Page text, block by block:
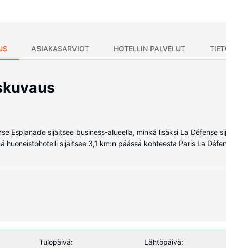
ASIAKASARVIOT HOTELLIN PALVELUT
Esplanade sijaitsee business-alueella, minkä lisäksi La Défense
huoneistohotelli sijaitsee 3,1 km:n päässä kohteesta Paris La
Varusteluun kuuluu puhelin, tallelokero ja työpöytä.
tarjotaan päivittäin klo 7.00–10.00. LOCALIZE
Tulopäivä: Lähtöpäivä: